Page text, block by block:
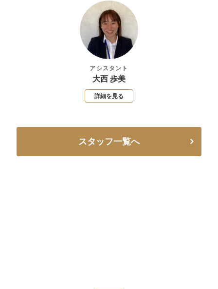
アシスタント
大西 歩美
詳細を見る
スタッフ一覧へ